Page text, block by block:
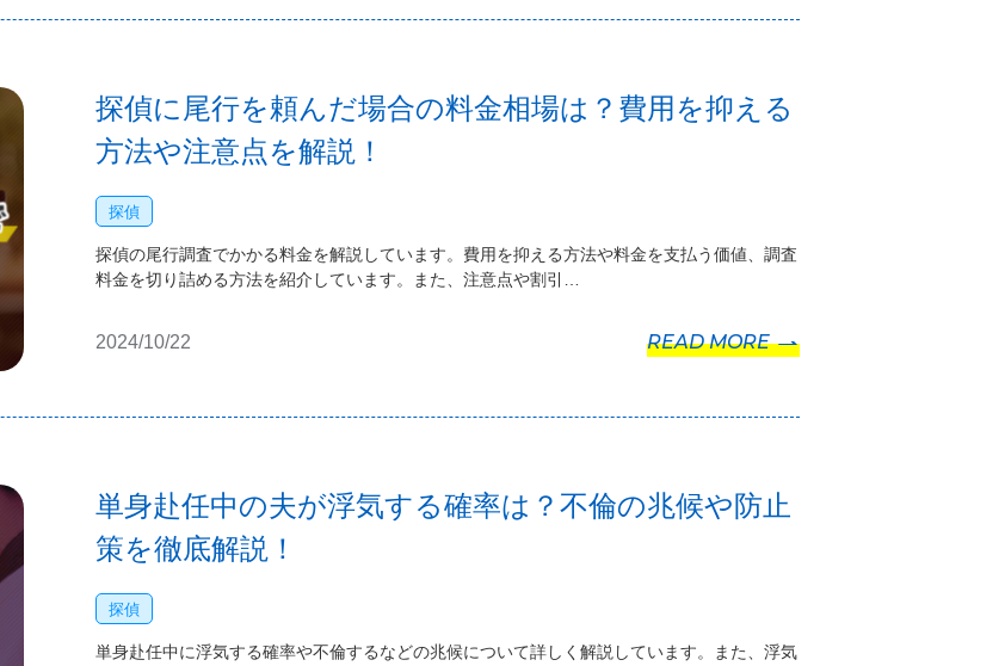
探偵に尾行を頼んだ場合の料金相場は？費用を抑える
方法や注意点を解説！
探偵
探偵の尾行調査でかかる料金を解説しています。費用を抑える方法や料金を支払う価値、調査
料金を切り詰める方法を紹介しています。また、注意点や割引…
2024/10/22 READ MORE
単身赴任中の夫が浮気する確率は？不倫の兆候や防止
策を徹底解説！
探偵
単身赴任中に浮気する確率や不倫するなどの兆候について詳しく解説しています。また、浮気